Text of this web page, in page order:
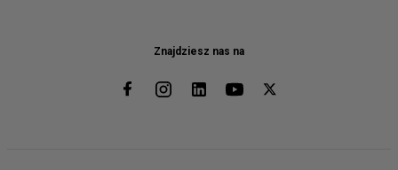
Znajdziesz nas na